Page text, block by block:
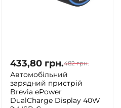
433,80 грн.482 грн.
Автомобільний
зарядний пристрій
Brevia ePower
DualCharge Display 40W